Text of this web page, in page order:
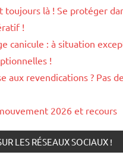
toujours là ! Se protéger
!
canicule : à situation
!
aux revendications ? Pas
2026 et recours
LES RÉSEAUX SOCIAUX !